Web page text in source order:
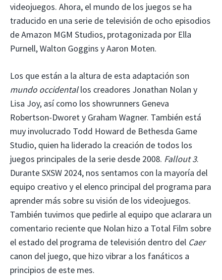
videojuegos. Ahora, el mundo de los juegos se ha
traducido en una serie de televisión de ocho episodios
de Amazon MGM Studios, protagonizada por Ella
Purnell, Walton Goggins y Aaron Moten.
Los que están a la altura de esta adaptación son
mundo occidentallos creadores Jonathan Nolan y
Lisa Joy, así como los showrunners Geneva
Robertson-Dworet y Graham Wagner. También está
muy involucrado Todd Howard de Bethesda Game
Studio, quien ha liderado la creación de todos los
juegos principales de la serie desde 2008. Fallout 3.
Durante SXSW 2024, nos sentamos con la mayoría del
equipo creativo y el elenco principal del programa para
aprender más sobre su visión de los videojuegos.
También tuvimos que pedirle al equipo que aclarara un
comentario reciente que Nolan hizo a Total Film sobre
el estado del programa de televisión dentro del Caer
canon del juego, que hizo vibrar a los fanáticos a
principios de este mes.